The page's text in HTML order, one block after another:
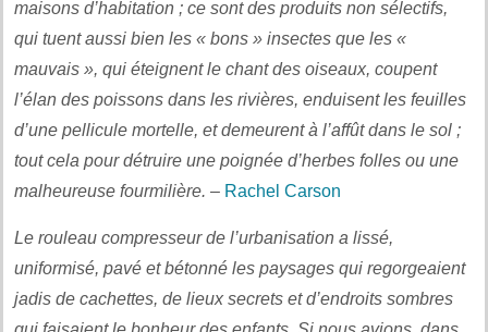
maisons d’habitation ; ce sont des produits non sélectifs,
qui tuent aussi bien les « bons » insectes que les «
mauvais », qui éteignent le chant des oiseaux, coupent
l’élan des poissons dans les rivières, enduisent les feuilles
d’une pellicule mortelle, et demeurent à l’affût dans le sol ;
tout cela pour détruire une poignée d’herbes folles ou une
malheureuse fourmilière. – Rachel Carson
Le rouleau compresseur de l’urbanisation a lissé,
uniformisé, pavé et bétonné les paysages qui regorgeaient
jadis de cachettes, de lieux secrets et d’endroits sombres